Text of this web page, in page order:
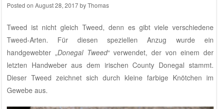
Posted on August 28, 2017byThomas
Tweed ist nicht gleich Tweed, denn es gibt viele verschiedene
Tweed-Arten. Für diesen speziellen Anzug wurde ein
handgewebter „Donegal Tweed“ verwendet, der von einem der
letzten Handweber aus dem irischen County Donegal stammt.
Dieser Tweed zeichnet sich durch kleine farbige Knötchen im
Gewebe aus.